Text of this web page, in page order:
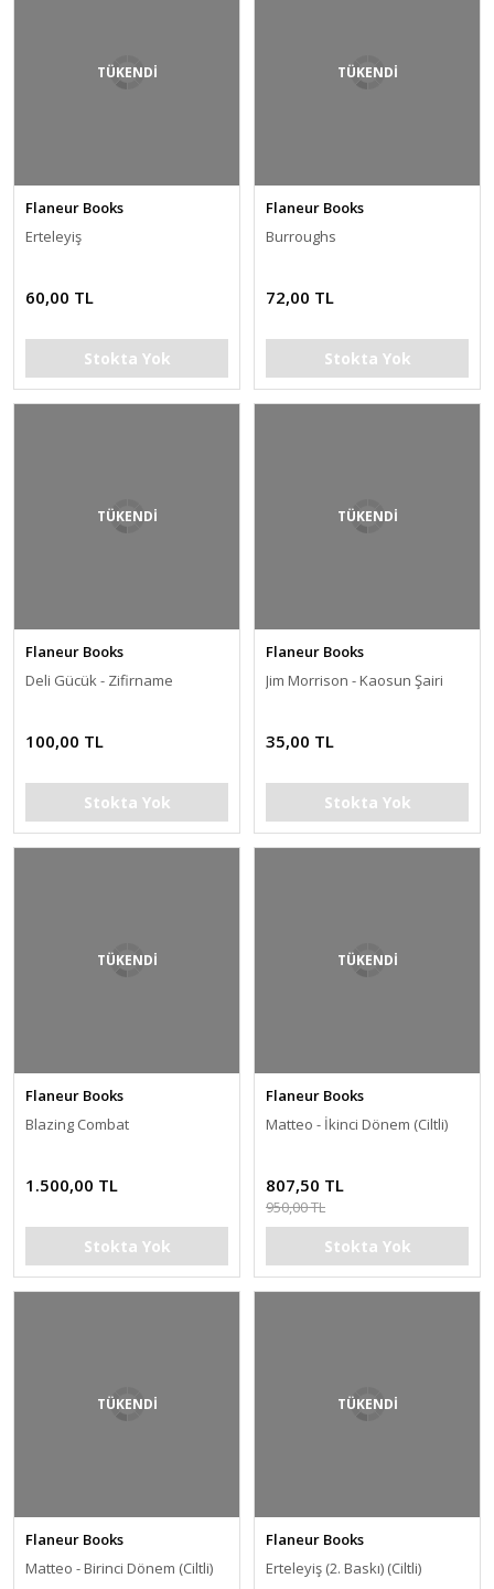
TÜKENDİ
Flaneur Books
Erteleyiş
60,00 TL
Stokta Yok
TÜKENDİ
Flaneur Books
Burroughs
72,00 TL
Stokta Yok
TÜKENDİ
Flaneur Books
Deli Gücük - Zifirname
100,00 TL
Stokta Yok
TÜKENDİ
Flaneur Books
Jim Morrison - Kaosun Şairi
35,00 TL
Stokta Yok
TÜKENDİ
Flaneur Books
Blazing Combat
1.500,00 TL
Stokta Yok
TÜKENDİ
Flaneur Books
Matteo - İkinci Dönem (Ciltli)
807,50 TL
950,00 TL
Stokta Yok
TÜKENDİ
Flaneur Books
Matteo - Birinci Dönem (Ciltli)
TÜKENDİ
Flaneur Books
Erteleyiş (2. Baskı) (Ciltli)